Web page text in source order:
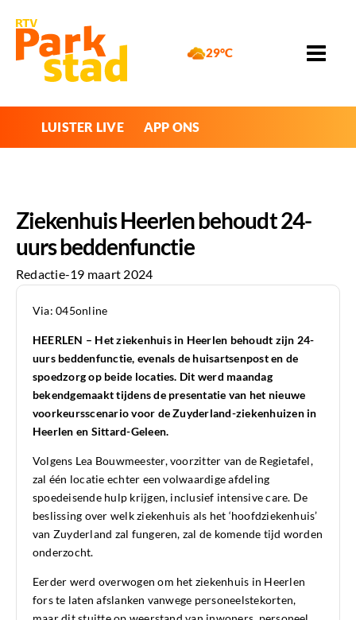
29°C
LUISTER LIVE APP ONS
Ziekenhuis Heerlen behoudt 24-
uurs beddenfunctie
Redactie-19 maart 2024
Via: 045online
HEERLEN – Het ziekenhuis in Heerlen behoudt zijn 24-
uurs beddenfunctie, evenals de huisartsenpost en de
spoedzorg op beide locaties. Dit werd maandag
bekendgemaakt tijdens de presentatie van het nieuwe
voorkeursscenario voor de Zuyderland-ziekenhuizen in
Heerlen en Sittard-Geleen.
Volgens Lea Bouwmeester, voorzitter van de Regietafel,
zal één locatie echter een volwaardige afdeling
spoedeisende hulp krijgen, inclusief intensive care. De
beslissing over welk ziekenhuis als het ‘hoofdziekenhuis’
van Zuyderland zal fungeren, zal de komende tijd worden
onderzocht.
Eerder werd overwogen om het ziekenhuis in Heerlen
fors te laten afslanken vanwege personeelstekorten,